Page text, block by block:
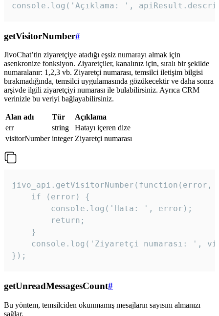
console.log('Açıklama: ',
getVisitorNumber#
JivoChat’tin ziyaretçiye atadığı eşsiz numarayı almak için
asenkronize fonksiyon. Ziyaretçiler, kanalınız için, sıralı bir şekilde
numaralanır: 1,2,3 vb. Ziyaretçi numarası, temsilci iletişim bilgisi
bırakmadığında, temsilci uygulamasında gözükecektir ve daha sonra
arşivde ilgili ziyaretçiyi numarası ile bulabilirsiniz. Ayrıca CRM
verinizle bu veriyi bağlayabilirsiniz.
Alan adı Tür
Açıklama
err
string
Hatayı içeren dize
visitorNumber integer Ziyaretçi numarası
jivo_api.getVisitorNumber(function(error,
    if (error) {
        console.log('Hata: ', error);
        return;
    }
console.log('Ziyaretçi numarası: ',
});
getUnreadMessagesCount#
Bu yöntem, temsilciden okunmamış mesajların sayısını almanızı
sağlar.